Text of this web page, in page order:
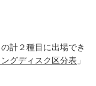
計２種目に出場でき
グディスク区分表 」